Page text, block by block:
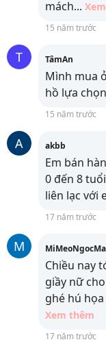
mách...
15 năm trước
T TâmAn
Mình mua
hồ lựa
15 năm trước
A akbb
Em bán
0 đến 8
liên lạc với
17 năm trước
M
Chiều nay
giầy nữ
ghé hú
Xem thêm
17 năm trước